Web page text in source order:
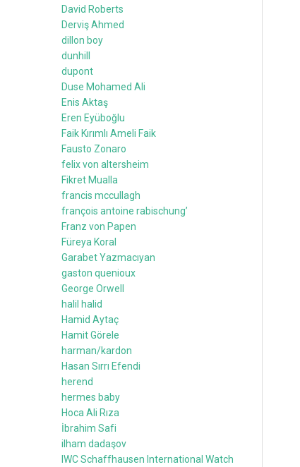
David Roberts
Derviş Ahmed
dillon boy
dunhill
dupont
Duse Mohamed Ali
Enis Aktaş
Eren Eyüboğlu
Faik Kırımlı Ameli Faik
Fausto Zonaro
felix von altersheim
Fikret Mualla
francis mccullagh
françois antoine rabischung’
Franz von Papen
Füreya Koral
Garabet Yazmacıyan
gaston quenioux
George Orwell
halil halid
Hamid Aytaç
Hamit Görele
harman/kardon
Hasan Sırrı Efendi
herend
hermes baby
Hoca Ali Rıza
İbrahim Safi
ilham dadaşov
IWC Schaffhausen International Watch